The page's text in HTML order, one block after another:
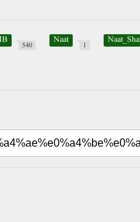
540 Naat 1